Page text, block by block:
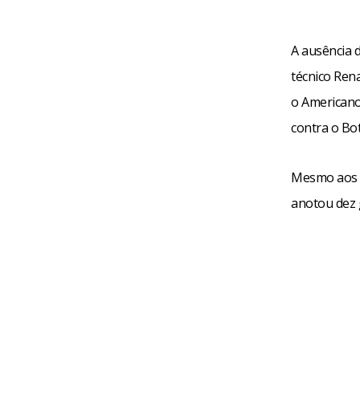
A ausência
técnico
o
contra o
Mesmo
anotou dez